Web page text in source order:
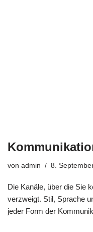
von admin 8.
Die Kanäle, über die Sie
verzweigt. Stil, Sprache
jeder Form der